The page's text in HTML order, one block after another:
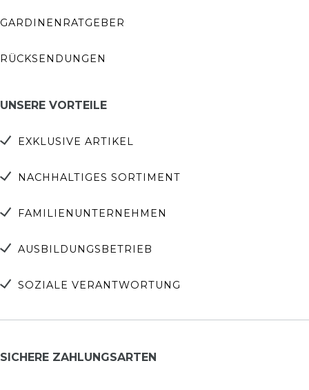
GARDINENRATGEBER
RÜCKSENDUNGEN
UNSERE VORTEILE
EXKLUSIVE ARTIKEL
NACHHALTIGES SORTIMENT
FAMILIENUNTERNEHMEN
AUSBILDUNGSBETRIEB
SOZIALE VERANTWORTUNG
SICHERE ZAHLUNGSARTEN